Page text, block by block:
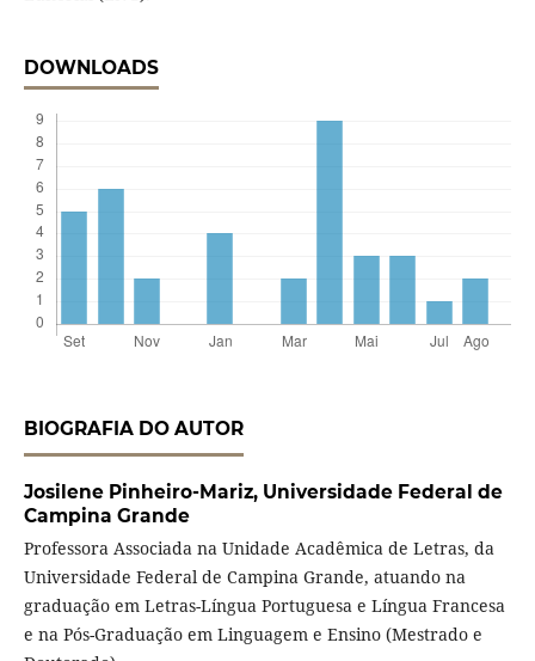
DOWNLOADS
BIOGRAFIA DO AUTOR
Josilene Pinheiro-Mariz, Universidade Federal de
Campina Grande
Professora Associada na Unidade Acadêmica de Letras, da
Universidade Federal de Campina Grande, atuando na
graduação em Letras-Língua Portuguesa e Língua Francesa
e na Pós-Graduação em Linguagem e Ensino (Mestrado e